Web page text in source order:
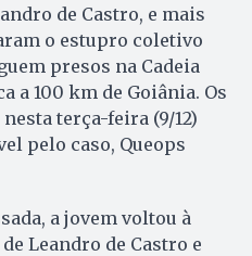
de Castro, e mais
o estupro coletivo
presos na Cadeia
a 100 km de Goiânia. Os
terça-feira (9/12)
pelo caso, Queops
a jovem voltou à
Leandro de Castro e